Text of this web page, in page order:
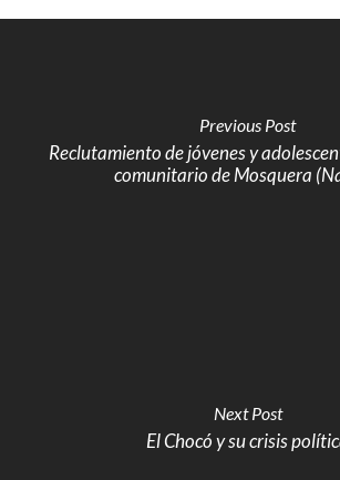
Previous Post
Reclutamiento de jóvenes y
comunitario de Mosquera
Next Post
El Chocó y su crisis